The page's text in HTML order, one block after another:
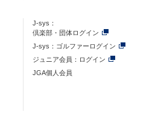
J-sys：
倶楽部・団体ログイン
J-sys：ゴルファーログイン
ジュニア会員：ログイン
JGA個人会員